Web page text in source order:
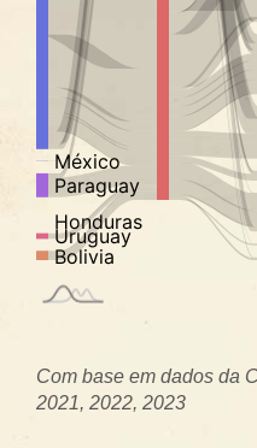
Com base em dados da
2021, 2022, 2023